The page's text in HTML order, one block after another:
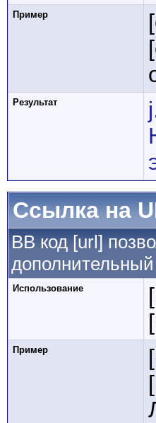
Пример
Результат
Ссылка на
BB код [url]
Использование
Пример